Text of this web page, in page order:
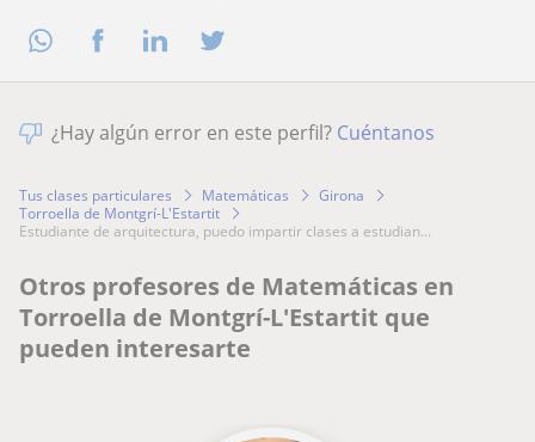
¿Hay algún error en este perfil? Cuéntanos
Tus clases particulares Matemáticas
Girona
Torroella de Montgrí-L'Estartit
estudiante de arquitectura, puedo impartir clases a estudian...
Otros profesores de Matemáticas en
Torroella de Montgrí-L'Estartit que
pueden interesarte